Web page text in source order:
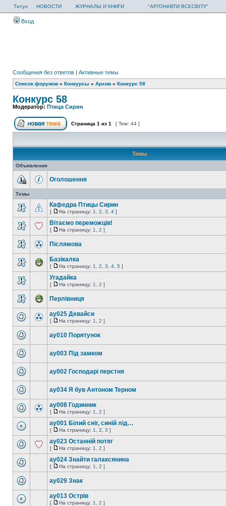
Титул НОВОСТИ ЖУРНАЛЫ И КНИГИ "АРГОНАВТИ ВСЕСВІТУ"
Вход
Сообщения без ответов | Активные темы
Список форумов » Конкурсы » Архив » Конкурс 58
Конкурс 58
Модератор: Птица Сирин
Страница 1 из 1 [ Тем: 44 ]
Темы
Объявления
Оголошення
Темы
Кафедра Птицы Сирин
[ На страницу: 1 2 3 4 ]
Вітаємо переможців!
[ На страницу: 1 2 ]
Післямова
Базікалка
[ На страницу: 1 2 3 4 5 ]
Угадайка
[ На страницу: 1 2 ]
Перлівниця
ay025 Девайси
[ На страницу: 1 2 ]
ay010 Порятунок
ay003 Під замком
ay002 Господарі перстня
ay034 Я був Антоном Терном
ay008 Годинник
[ На страницу: 1 2 ]
ay001 Білий сніг, синій лід…
[ На страницу: 1 2 3 ]
ay023 Останній потяг
[ На страницу: 1 2 ]
ay024 Знайти галаксянина
[ На страницу: 1 2 ]
ay029 Знак
ay013 Острів
[ На страницу: 1 2 ]